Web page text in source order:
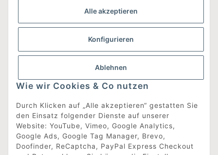
Alle akzeptieren
Konfigurieren
Ablehnen
Wie wir Cookies & Co nutzen
Durch Klicken auf „Alle akzeptieren“ gestatten Sie
den Einsatz folgender Dienste auf unserer
Website: YouTube, Vimeo, Google Analytics,
Google Ads, Google Tag Manager, Brevo,
Doofinder, ReCaptcha, PayPal Express Checkout
Was ist DesignEdit_?
Eine Online-Boutique für individuelles Design.
Ausgewählte Designer-Möbel und Accessoires, neue und
gebrauchte Designklassiker, die Entdeckung
unbekannter Manufakturen und Interior-Schätze aus
aller Welt sowie ein Blogazine mit jeder Menge
Inspiration.
Für alle, die nach dem Besonderen suchen!
[mehr erfahren]
Vertrag widerrufen